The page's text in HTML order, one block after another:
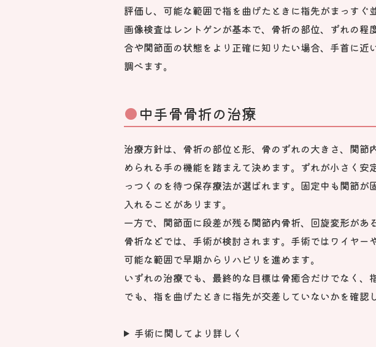
評価し、可能な範囲で指を曲げたときに指先がまっすぐ
画像検査はレントゲンが基本で、骨折の部位、ずれの
合や関節面の状態をより正確に知りたい場合、手首に
調べます。
中手骨骨折の治療
治療方針は、骨折の部位と形、骨のずれの大きさ、関
められる手の機能を踏まえて決めます。ずれが小さく
っつくのを待つ保存療法が選ばれます。固定中も関節
入れることがあります。
一方で、関節面に段差が残る関節内骨折、回旋変形が
骨折などでは、手術が検討されます。手術ではワイヤー
可能な範囲で早期からリハビリを進めます。
いずれの治療でも、最終的な目標は骨癒合だけでなく
でも、指を曲げたときに指先が交差していないかを確認
手術に関してより詳しく